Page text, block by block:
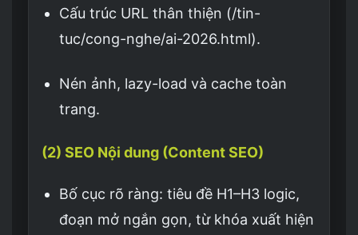
Cấu trúc URL thân thiện (/tin-
tuc/cong-nghe/ai-2026.html).
Nén ảnh, lazy-load và cache toàn
trang.
(2) SEO Nội dung (Content SEO)
Bố cục rõ ràng: tiêu đề H1–H3 logic,
đoạn mở ngắn gọn, từ khóa xuất hiện